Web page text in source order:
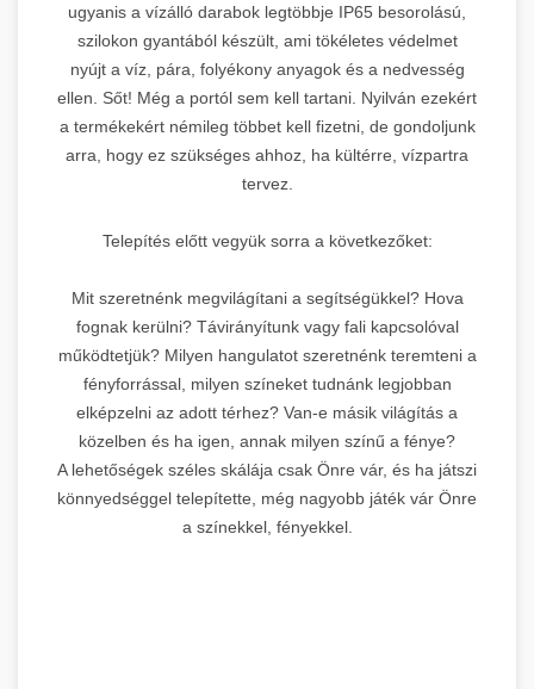
ugyanis a vízálló darabok legtöbbje IP65 besorolású,
szilokon gyantából készült, ami tökéletes védelmet
nyújt a víz, pára, folyékony anyagok és a nedvesség
ellen. Sőt! Még a portól sem kell tartani. Nyilván ezekért
a termékekért némileg többet kell fizetni, de gondoljunk
arra, hogy ez szükséges ahhoz, ha kültérre, vízpartra
tervez.
Telepítés előtt vegyük sorra a következőket:
Mit szeretnénk megvilágítani a segítségükkel? Hova
fognak kerülni? Távirányítunk vagy fali kapcsolóval
működtetjük? Milyen hangulatot szeretnénk teremteni a
fényforrással, milyen színeket tudnánk legjobban
elképzelni az adott térhez? Van-e másik világítás a
közelben és ha igen, annak milyen színű a fénye?
A lehetőségek széles skálája csak Önre vár, és ha játszi
könnyedséggel telepítette, még nagyobb játék vár Önre
a színekkel, fényekkel.